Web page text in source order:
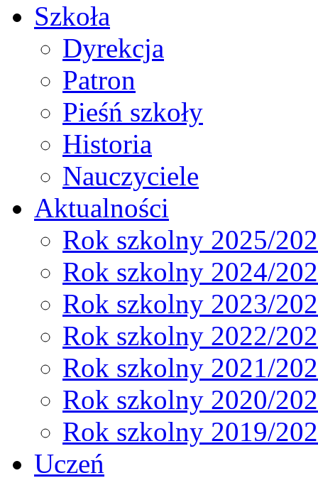
Szkoła
Dyrekcja
Patron
Pieśń szkoły
Historia
Nauczyciele
Aktualności
Rok szkolny 2025/
Rok szkolny 2024/
Rok szkolny 2023/
Rok szkolny 2022/
Rok szkolny 2021/
Rok szkolny 2020/
Rok szkolny 2019/
Uczeń